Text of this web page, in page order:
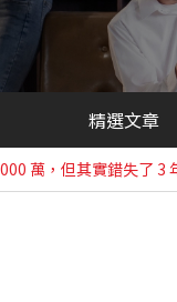
精選文章
萬，但其實錯失了 3